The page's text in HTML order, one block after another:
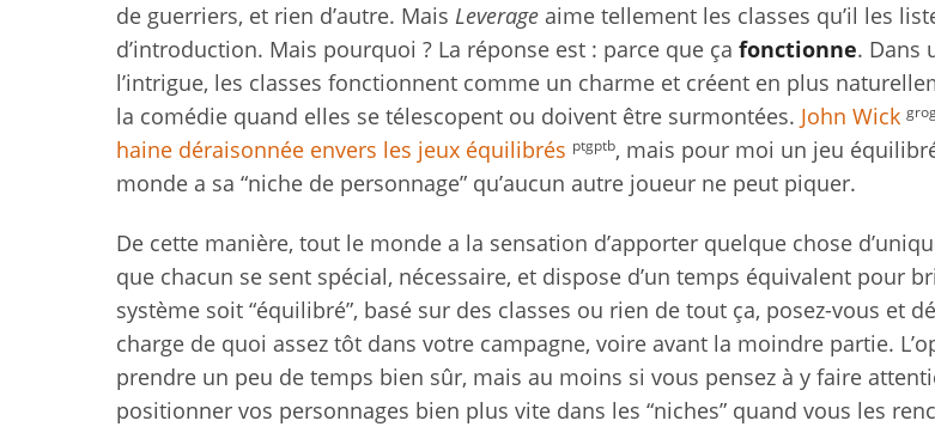
de guerriers, et rien d’autre. Mais Leverage aime tellement les classes qu’il les
d’introduction. Mais pourquoi ? La réponse est : parce que ça fonctionne. Dans
l’intrigue, les classes fonctionnent comme un charme et créent en plus
la comédie quand elles se télescopent ou doivent être surmontées. John Wick
haine déraisonnée envers les jeux équilibrés ptgptb, mais pour moi un jeu
monde a sa “niche de personnage” qu’aucun autre joueur ne peut piquer.
De cette manière, tout le monde a la sensation d’apporter quelque chose
que chacun se sent spécial, nécessaire, et dispose d’un temps équivalent pour
système soit “équilibré”, basé sur des classes ou rien de tout ça, posez-vous et
charge de quoi assez tôt dans votre campagne, voire avant la moindre partie.
prendre un peu de temps bien sûr, mais au moins si vous pensez à y faire
positionner vos personnages bien plus vite dans les “niches” quand vous les